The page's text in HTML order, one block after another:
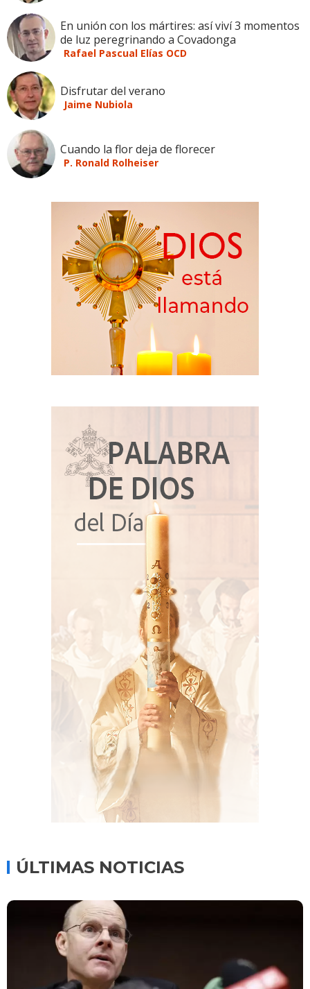
En unión con los mártires: así viví 3 momentos
de luz peregrinando a Covadonga
Rafael Pascual Elías OCD
Disfrutar del verano
Jaime Nubiola
Cuando la flor deja de florecer
P. Ronald Rolheiser
ÚLTIMAS NOTICIAS